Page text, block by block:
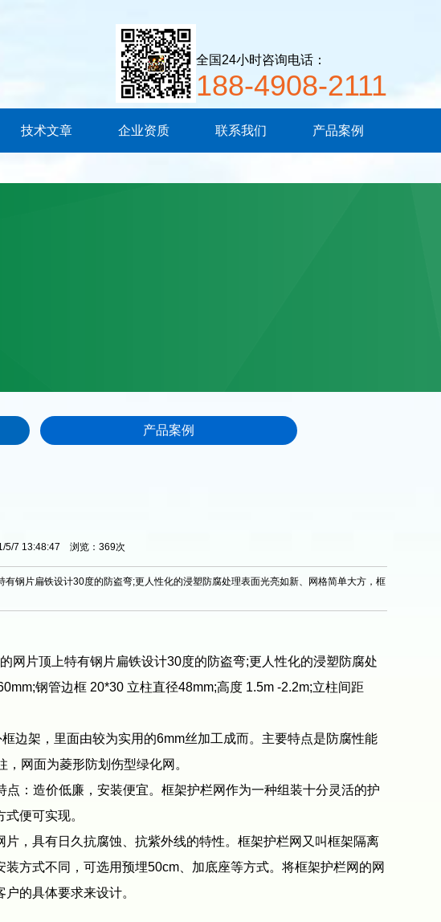
全国24小时咨询电话：
188-4908-2111
技术文章 企业资质 联系我们 产品案例
产品案例
5/7 13:48:47 浏览： 369次
钢片扁铁设计30度的防盗弯;更人性化的浸塑防腐处理表面光亮如新、网格简单大方，框
网片顶上特有钢片扁铁设计30度的防盗弯;更人性化的浸塑防腐处
钢管边框 20*30 立柱直径48mm;高度 1.5m -2.2m;立柱间距
架，里面由较为实用的6mm丝加工成而。主要特点是防腐性能
网面为菱形防划伤型绿化网。
：造价低廉，安装便宜。框架护栏网作为一种组装十分灵活的护
便可实现。
，具有日久抗腐蚀、抗紫外线的特性。框架护栏网又叫框架隔离
方式不同，可选用预埋50cm、加底座等方式。将框架护栏网的网
的具体要求来设计。